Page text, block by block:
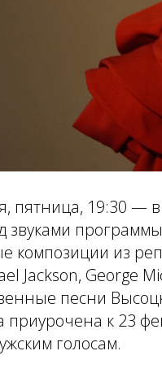
пятница, 19:30 —
звуками
композиции из
Jackson, George
песни
приурочена к 23
голосам.